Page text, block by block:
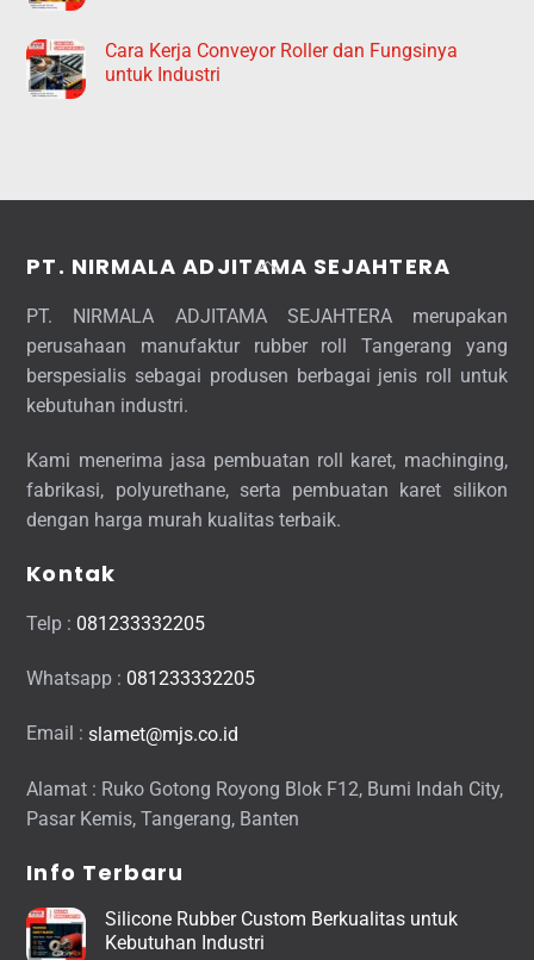
Cara Kerja Conveyor Roller dan Fungsinya
untuk Industri
Back
Top
PT. NIRMALA ADJITAMA SEJAHTERA
PT. NIRMALA ADJITAMA SEJAHTERA merupakan
perusahaan manufaktur rubber roll Tangerang yang
berspesialis sebagai produsen berbagai jenis roll untuk
kebutuhan industri.
Kami menerima jasa pembuatan roll karet, machinging,
fabrikasi, polyurethane, serta pembuatan karet silikon
dengan harga murah kualitas terbaik.
Kontak
Telp : 081233332205
Whatsapp : 081233332205
Email :slamet@mjs.co.id
Alamat : Ruko Gotong Royong Blok F12, Bumi Indah City,
Pasar Kemis, Tangerang, Banten
Info Terbaru
Silicone Rubber Custom Berkualitas untuk
Kebutuhan Industri